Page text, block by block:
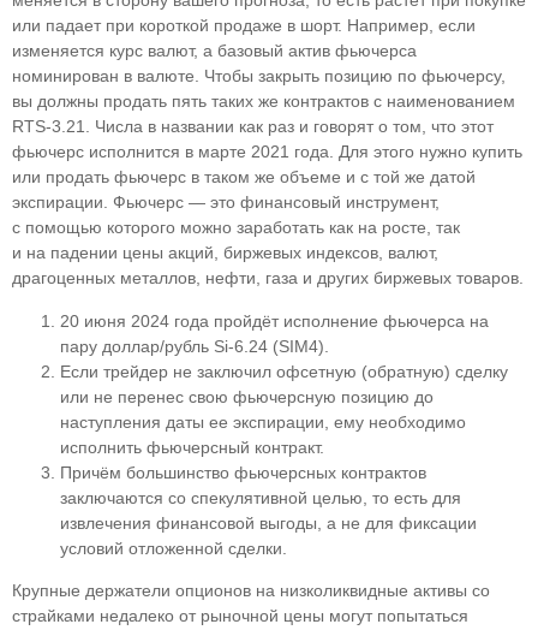
или падает при короткой продаже в шорт. Например, если
изменяется курс валют, а базовый актив фьючерса
номинирован в валюте. Чтобы закрыть позицию по фьючерсу,
вы должны продать пять таких же контрактов с наименованием
RTS-3.21. Числа в названии как раз и говорят о том, что этот
фьючерс исполнится в марте 2021 года. Для этого нужно купить
или продать фьючерс в таком же объеме и с той же датой
экспирации. Фьючерс — это финансовый инструмент,
с помощью которого можно заработать как на росте, так
и на падении цены акций, биржевых индексов, валют,
драгоценных металлов, нефти, газа и других биржевых товаров.
20 июня 2024 года пройдёт исполнение фьючерса на
пару доллар/рубль Si-6.24 (SIM4).
Если трейдер не заключил офсетную (обратную) сделку
или не перенес свою фьючерсную позицию до
наступления даты ее экспирации, ему необходимо
исполнить фьючерсный контракт.
Причём большинство фьючерсных контрактов
заключаются со спекулятивной целью, то есть для
извлечения финансовой выгоды, а не для фиксации
условий отложенной сделки.
Крупные держатели опционов на низколиквидные активы со
страйками недалеко от рыночной цены могут попытаться